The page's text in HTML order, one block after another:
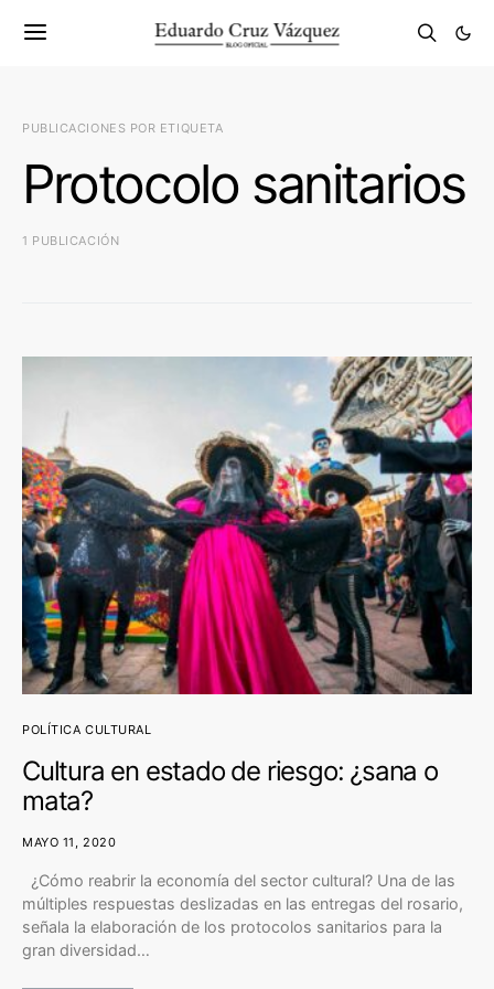
PUBLICACIONES POR ETIQUETA
Protocolo sanitarios
1 PUBLICACIÓN
POLÍTICA CULTURAL
Cultura en estado de riesgo: ¿sana o
mata?
MAYO 11, 2020
¿Cómo reabrir la economía del sector cultural? Una de las
múltiples respuestas deslizadas en las entregas del rosario,
señala la elaboración de los protocolos sanitarios para la
gran diversidad…